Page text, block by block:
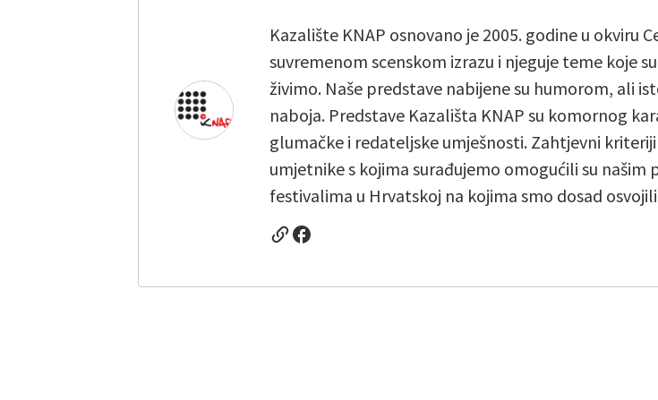
Kazalište KNAP osnovano je 2005. godine u okviru
suvremenom scenskom izrazu i njeguje teme koje
živimo. Naše predstave nabijene su humorom, ali
naboja. Predstave Kazališta KNAP su komornog
glumačke i redateljske umješnosti. Zahtjevni
umjetnike s kojima surađujemo omogućili su
festivalima u Hrvatskoj na kojima smo dosad